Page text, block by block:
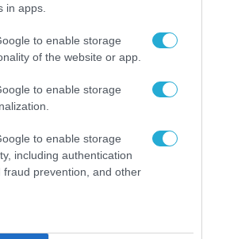
in apps.
to enable storage
of the website or app.
to enable storage
to enable storage
including authentication
fraud prevention, and other
«αντίο» στον πρώην
(φωτο)